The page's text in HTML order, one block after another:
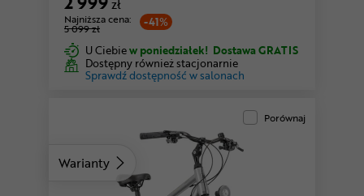
zł
-41%
Najniższa cena:
5 099 zł
U Ciebiew poniedziałek! Dostawa GRATIS
Dostępny również stacjonarnie
Sprawdź dostępność w salonach
Warianty
Porównaj